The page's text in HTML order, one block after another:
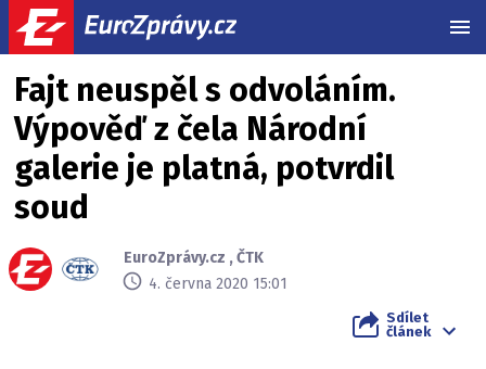
Fajt neuspěl s odvoláním.
Výpověď z čela Národní
galerie je platná, potvrdil
soud
EuroZprávy.cz ,ČTK
4. června 2020 15:01
Sdílet
článek